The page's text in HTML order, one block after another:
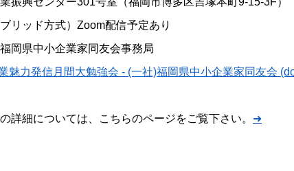
ド方式）Zoom配信予定あり
岡県中小企業家同友会事務局
魅力発信月間大勉強会 - (一社)福岡県中小企業家同友会
詳細については、こちらのページをご覧下さい。 ➜